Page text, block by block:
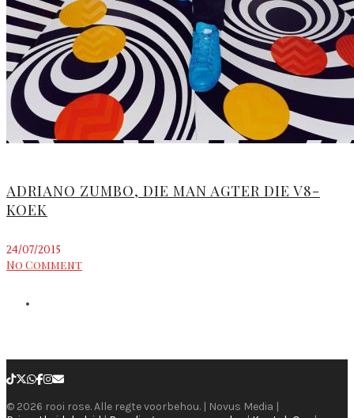
ADRIANO ZUMBO, DIE MAN AGTER DIE V8-
KOEK
24/07/2015
No Comment
© 2026 rooi rose. Alle regte voorbehou. | Novus Media |